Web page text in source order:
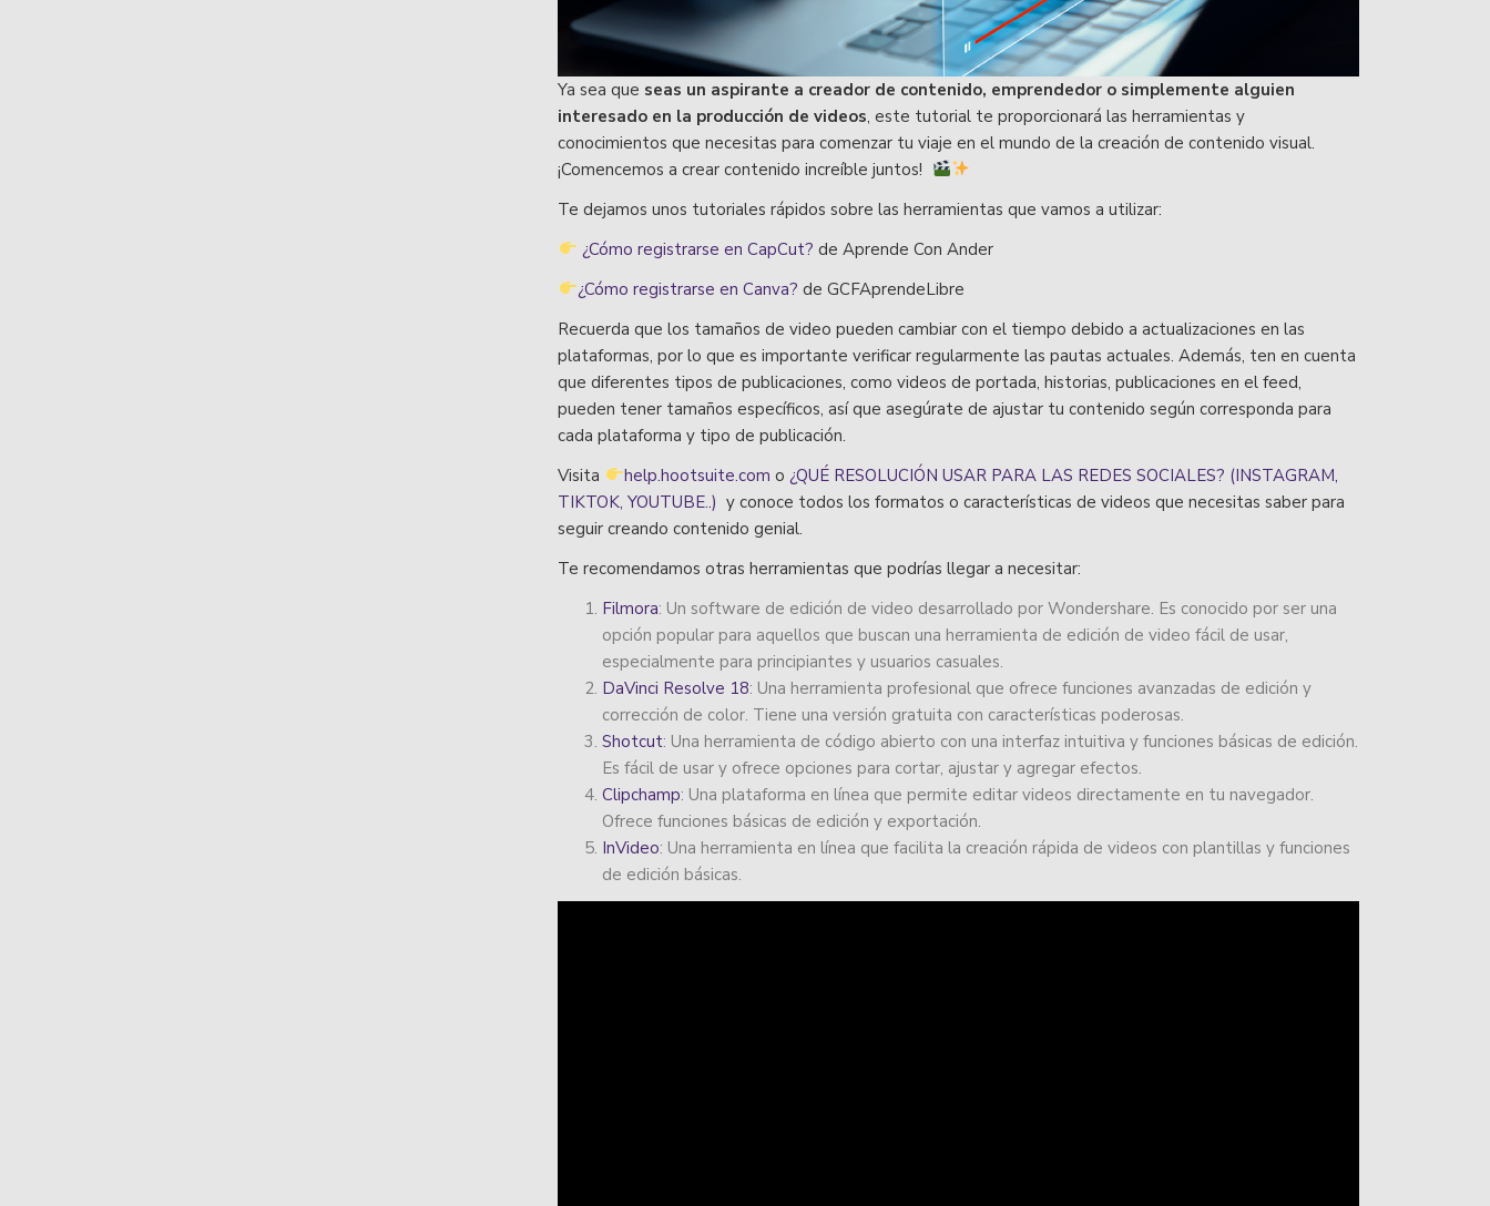
Ya sea que seas un aspirante a creador de contenido, emprendedor o simplemente alguien
interesado en la producción de videos, este tutorial te proporcionará las herramientas y
conocimientos que necesitas para comenzar tu viaje en el mundo de la creación de contenido visual.
¡Comencemos a crear contenido increíble juntos!
Te dejamos unos tutoriales rápidos sobre las herramientas que vamos a utilizar:
¿Cómo registrarse en CapCut? de Aprende Con Ander
¿Cómo registrarse en Canva? de GCFAprendeLibre
Recuerda que los tamaños de video pueden cambiar con el tiempo debido a actualizaciones en las
plataformas, por lo que es importante verificar regularmente las pautas actuales. Además, ten en cuenta
que diferentes tipos de publicaciones, como videos de portada, historias, publicaciones en el feed,
pueden tener tamaños específicos, así que asegúrate de ajustar tu contenido según corresponda para
cada plataforma y tipo de publicación.
Visita
help.hootsuite.com o ¿QUÉ RESOLUCIÓN USAR PARA LAS REDES SOCIALES? (INSTAGRAM,
TIKTOK, YOUTUBE..) y conoce todos los formatos o características de videos que necesitas saber para
seguir creando contenido genial.
Te recomendamos otras herramientas que podrías llegar a necesitar:
Filmora: Un software de edición de video desarrollado por Wondershare. Es conocido por ser una
opción popular para aquellos que buscan una herramienta de edición de video fácil de usar,
especialmente para principiantes y usuarios casuales.
DaVinci Resolve 18: Una herramienta profesional que ofrece funciones avanzadas de edición y
corrección de color. Tiene una versión gratuita con características poderosas.
Shotcut: Una herramienta de código abierto con una interfaz intuitiva y funciones básicas de edición.
Es fácil de usar y ofrece opciones para cortar, ajustar y agregar efectos.
Clipchamp: Una plataforma en línea que permite editar videos directamente en tu navegador.
Ofrece funciones básicas de edición y exportación.
InVideo: Una herramienta en línea que facilita la creación rápida de videos con plantillas y funciones
de edición básicas.